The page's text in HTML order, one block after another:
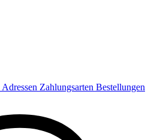
Adressen Zahlungsarten Bestellungen